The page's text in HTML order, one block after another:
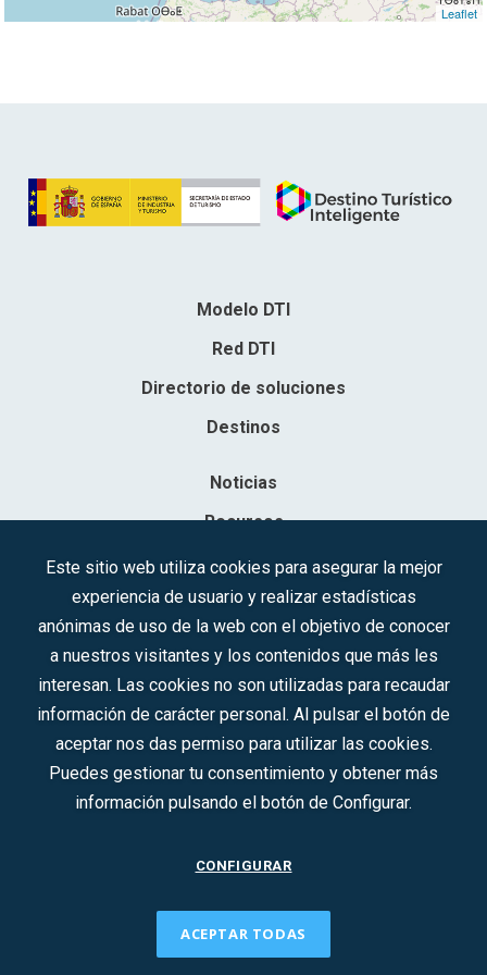
Leaflet
Modelo DTI
Red DTI
Directorio de soluciones
Destinos
Noticias
Recursos
Contacto
Sociedad Mercantil Estatal para la Gestión de la Innovación y las
Inscrita en el R.M. de Madrid, T, 12593, Se. 8, F. 129, H. 201.307.
C.I.F.: A-81/874.984
Síguenos en redes sociales:
CONTACTO
2022 © DTI · Todos los derechos reservados ·
Este sitio web utiliza cookies para asegurar la mejor
experiencia de usuario y realizar estadísticas
anónimas de uso de la web con el objetivo de conocer
a nuestros visitantes y los contenidos que más les
interesan. Las cookies no son utilizadas para recaudar
información de carácter personal. Al pulsar el botón de
aceptar nos das permiso para utilizar las cookies.
Puedes gestionar tu consentimiento y obtener más
información pulsando el botón de Configurar.
CONFIGURAR
ACEPTAR TODAS